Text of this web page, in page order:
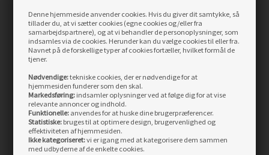
Denne hjemmeside anvender cookies. Hvis du giver dit samtykke, så
tillader du, at vi sætter cookies (egne cookies og/eller fra
samarbejdspartnere), og at vi behandler de personoplysninger, som
indsamles via de cookies. Herunder kan du vælge cookies til eller fra.
Navnet på de forskellige typer af cookies fortæller, hvilket formål de
tjener.
Nødvendige:tekniske cookies, der er nødvendige for at
hjemmesiden funderer som den skal.
Markedsføring: indsamler oplysninger ved at følge dig for at vise
relevante annoncer og indhold.
Funktionelle: anvendes for at huske dine brugerpræferencer.
Statistiske: bruges til at optimere design, brugervenlighed og
effektiviteten af hjemmesiden.
Ikke kategoriseret:vi er igang med at kategorisere dem sammen
med udbyderne af de enkelte cookies.
halsedisse
Vejl. pris199,00
159,00 DKK
LÆS MERE
halsedisse
Vejl. pris250,00
179,00 DKK
LÆS MERE
ANDRE KØBTE OGSÅ
Skarp